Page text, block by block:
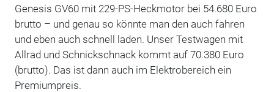
Genesis GV60 mit 229-PS-Heckmotor bei 54.680 Euro
brutto – und genau so könnte man den auch fahren
und eben auch schnell laden. Unser Testwagen mit
Allrad und Schnickschnack kommt auf 70.380 Euro
(brutto). Das ist dann auch im Elektrobereich ein
Premiumpreis.